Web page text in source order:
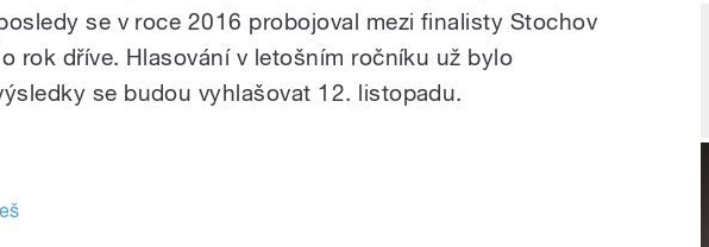
se v roce 2016 probojoval mezi finalisty Stochov
rok dříve. Hlasování v letošním ročníku už bylo
se budou vyhlašovat 12. listopadu.